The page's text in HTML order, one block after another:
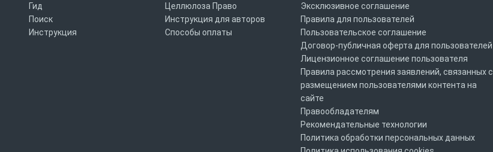
Гид
Поиск
Инструкция
Целлюлоза Право
Инструкция для авторов
Способы оплаты
Эксклюзивное соглашение
Правила для пользователей
Пользовательское соглашение
Договор-публичная оферта для пользователей
Лицензионное соглашение пользователя
Правила рассмотрения заявлений, связанных с
размещением пользователями контента на
сайте
Правообладателям
Рекомендательные технологии
Политика обработки персональных данных